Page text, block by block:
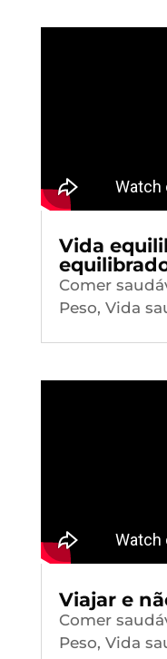
Vida
Comer
Peso, Vida
Viajar e
Comer
Peso, Vida